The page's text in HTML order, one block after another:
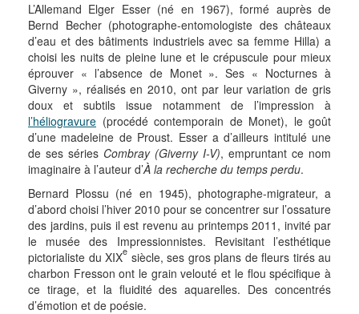
L’Allemand Elger Esser (né en 1967), formé auprès de
Bernd Becher (photographe-entomologiste des châteaux
d’eau et des bâtiments industriels avec sa femme Hilla) a
choisi les nuits de pleine lune et le crépuscule pour mieux
éprouver « l’absence de Monet ». Ses « Nocturnes à
Giverny », réalisés en 2010, ont par leur variation de gris
doux et subtils issue notamment de l’impression à
l’héliogravure (procédé contemporain de Monet), le goût
d’une madeleine de Proust. Esser a d’ailleurs intitulé une
de ses séries Combray (Giverny I-V), empruntant ce nom
imaginaire à l’auteur d’À la recherche du temps perdu.
Bernard Plossu (né en 1945), photographe-migrateur, a
d’abord choisi l’hiver 2010 pour se concentrer sur l’ossature
des jardins, puis il est revenu au printemps 2011, invité par
le musée des Impressionnistes. Revisitant l’esthétique
pictorialiste du XIXe siècle, ses gros plans de fleurs tirés au
charbon Fresson ont le grain velouté et le flou spécifique à
ce tirage, et la fluidité des aquarelles. Des concentrés
d’émotion et de poésie.